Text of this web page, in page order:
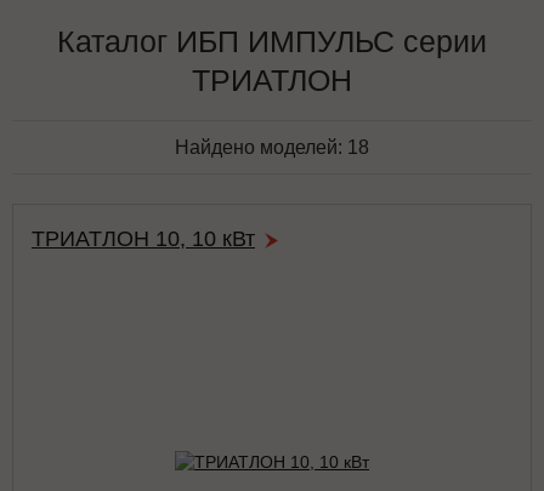
Каталог ИБП ИМПУЛЬС серии
ТРИАТЛОН
Найдено моделей: 18
ТРИАТЛОН 10, 10 кВт